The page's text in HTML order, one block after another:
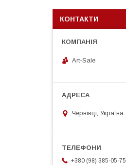
КОНТАКТИ
Art-Sale
Чернівці, Україна
+380 (98) 385-05-75